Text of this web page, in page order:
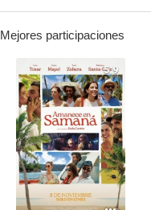
Mejores participaciones
5.9